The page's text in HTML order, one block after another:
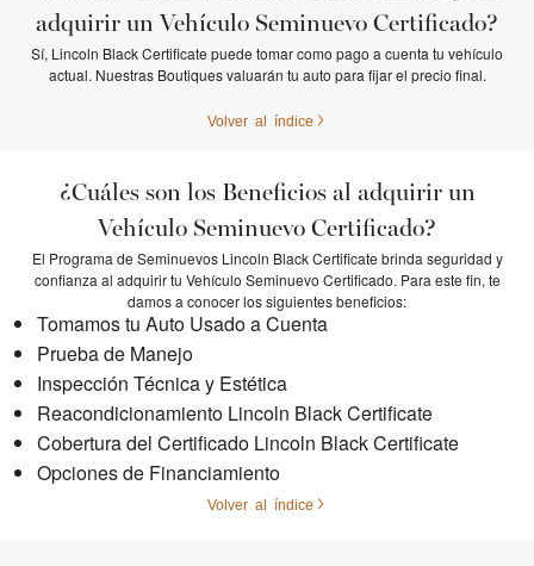
adquirir un Vehículo Seminuevo Certificado?
Sí, Lincoln Black Certificate puede tomar como pago a cuenta tu vehículo
actual. Nuestras Boutiques valuarán tu auto para fijar el precio final.
Volver al índice
¿Cuáles son los Beneficios al adquirir un
Vehículo Seminuevo Certificado?
El Programa de Seminuevos Lincoln Black Certificate brinda seguridad y
confianza al adquirir tu Vehículo Seminuevo Certificado. Para este fin, te
damos a conocer los siguientes beneficios:
Tomamos tu Auto Usado a Cuenta
Prueba de Manejo
Inspección Técnica y Estética
Reacondicionamiento Lincoln Black Certificate
Cobertura del Certificado Lincoln Black Certificate
Opciones de Financiamiento
Volver al índice